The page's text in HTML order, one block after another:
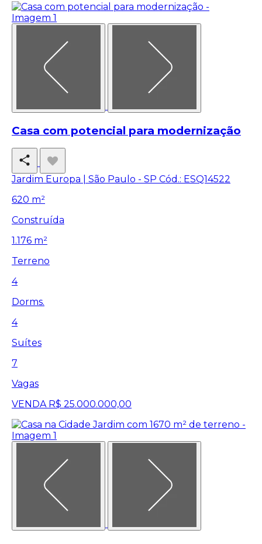
Casa com potencial para modernização
Jardim Europa | São Paulo - SP Cód.: ESQ14522
620 m²
Construída
1.176 m²
Terreno
4
Dorms.
4
Suítes
7
Vagas
VENDA R$ 25.000.000,00